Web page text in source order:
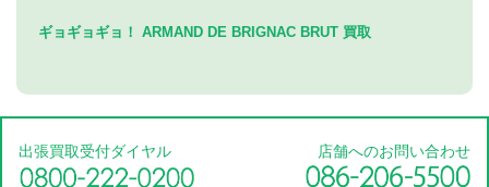
ギョギョギョ！ ARMAND DE BRIGNAC BRUT 買取
出張買取受付ダイヤル 店舗へのお問い合わせ